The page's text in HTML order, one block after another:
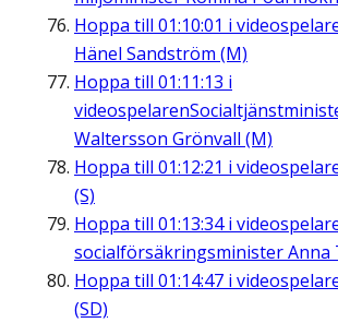
Hoppa till 01:10:01 i
Hänel Sandström (M)
Hoppa till 01:11:13 i
videospelaren
Waltersson Grönvall (M)
Hoppa till 01:12:21 i
(S)
Hoppa till 01:13:34i
socialförsäkringsminister Anna
Hoppa till 01:14:47 i
(SD)